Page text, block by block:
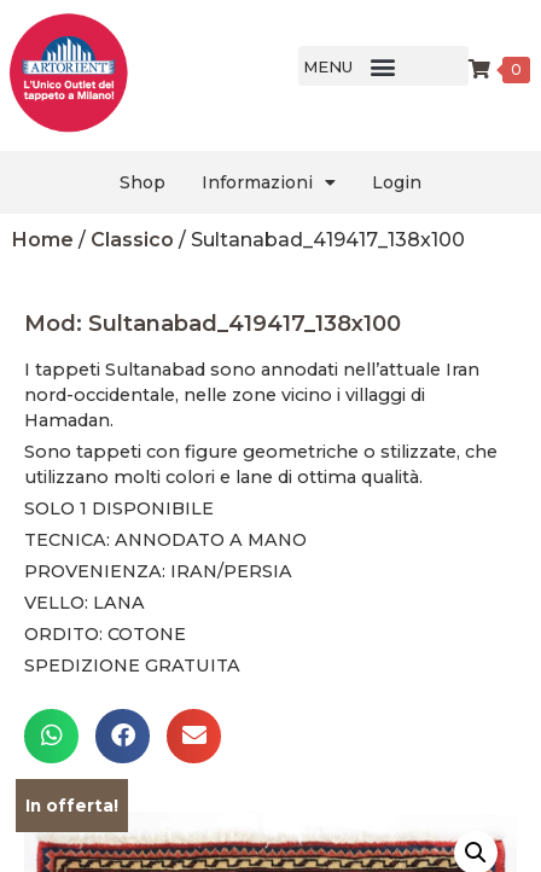
MENU 0
Shop Informazioni Login
Home / Classico / Sultanabad_419417_138x100
Mod: Sultanabad_419417_138x100
I tappeti Sultanabad sono annodati nell’attuale Iran
nord-occidentale, nelle zone vicino i villaggi di
Hamadan.
Sono tappeti con figure geometriche o stilizzate, che
utilizzano molti colori e lane di ottima qualità.
SOLO 1 DISPONIBILE
TECNICA: ANNODATO A MANO
PROVENIENZA: IRAN/PERSIA
VELLO: LANA
ORDITO: COTONE
SPEDIZIONE GRATUITA
In offerta!